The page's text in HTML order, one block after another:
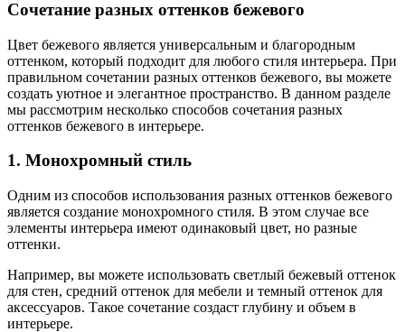
Сочетание разных оттенков бежевого
Цвет бежевого является универсальным и благородным
оттенком, который подходит для любого стиля интерьера. При
правильном сочетании разных оттенков бежевого, вы можете
создать уютное и элегантное пространство. В данном разделе
мы рассмотрим несколько способов сочетания разных
оттенков бежевого в интерьере.
1. Монохромный стиль
Одним из способов использования разных оттенков бежевого
является создание монохромного стиля. В этом случае все
элементы интерьера имеют одинаковый цвет, но разные
оттенки.
Например, вы можете использовать светлый бежевый оттенок
для стен, средний оттенок для мебели и темный оттенок для
аксессуаров. Такое сочетание создаст глубину и объем в
интерьере.